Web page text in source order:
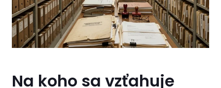
Na koho sa vzťahuje